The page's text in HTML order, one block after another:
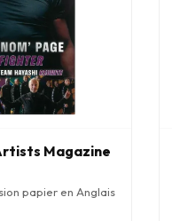
Magazine
papier en Anglais